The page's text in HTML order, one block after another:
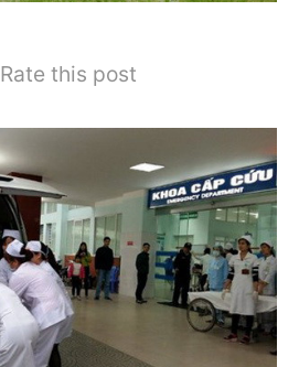
Rate this post